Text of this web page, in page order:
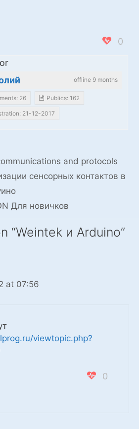
0
offline 9 months
26 Publics: 162
21-12-2017
and protocols
сенсорных контактов в
Для новичков
“Weintek и Arduino”
at 07:56
viewtopic.php?
0